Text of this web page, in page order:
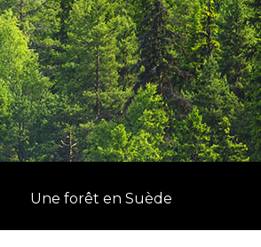
Une forêt en Suède